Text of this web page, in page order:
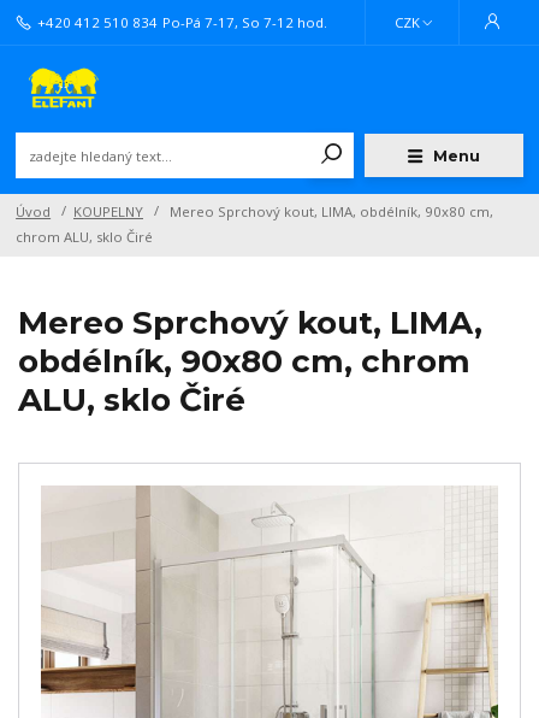
Menu
CZK
+420 412 510 834 Po-Pá 7-17, So 7-12 hod.
Úvod KOUPELNY
Mereo Sprchový kout, LIMA, obdélník, 90x80 cm,
chrom ALU, sklo Čiré
Mereo Sprchový kout, LIMA,
obdélník, 90x80 cm, chrom
ALU, sklo Čiré